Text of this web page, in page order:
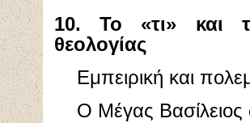
10. Το «τι» και
θεολογίας
Εμπειρική και
Ο Μέγας Βασίλειος